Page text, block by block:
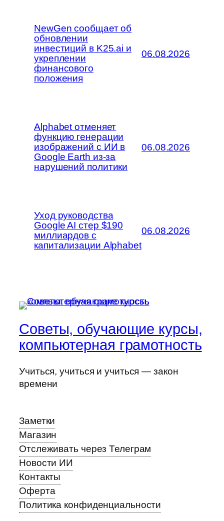
NewGen сообщает об
обновлении
инвестиций в K25.ai и
укреплении
финансового
положения
06.08.2026
Alphabet отменяет
функцию генерации
изображений с ИИ в
Google Earth из-за
нарушений политики
06.08.2026
Уход руководства
Google AI стер $190
миллиардов с
капитализации Alphabet
06.08.2026
Советы, обучающие курсы,
компьютерная грамотность
Учиться, учиться и учиться — закон
времени
Заметки
Магазин
Отслеживать через Телеграм
Новости ИИ
Контакты
Оферта
Политика конфиденциальности